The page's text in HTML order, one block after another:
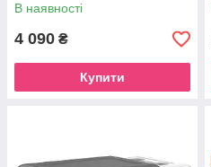
В наявності
4 090 ₴
Купити